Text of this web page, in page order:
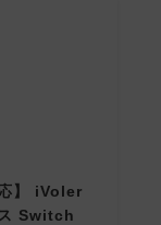
】 iVoler
Switch